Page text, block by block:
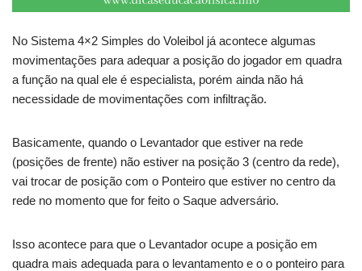
No Sistema 4×2 Simples do Voleibol já acontece algumas
movimentações para adequar a posição do jogador em quadra
a função na qual ele é especialista, porém ainda não há
necessidade de movimentações com infiltração.
Basicamente, quando o Levantador que estiver na rede
(posições de frente) não estiver na posição 3 (centro da rede),
vai trocar de posição com o Ponteiro que estiver no centro da
rede no momento que for feito o Saque adversário.
Isso acontece para que o Levantador ocupe a posição em
quadra mais adequada para o levantamento e o o ponteiro para